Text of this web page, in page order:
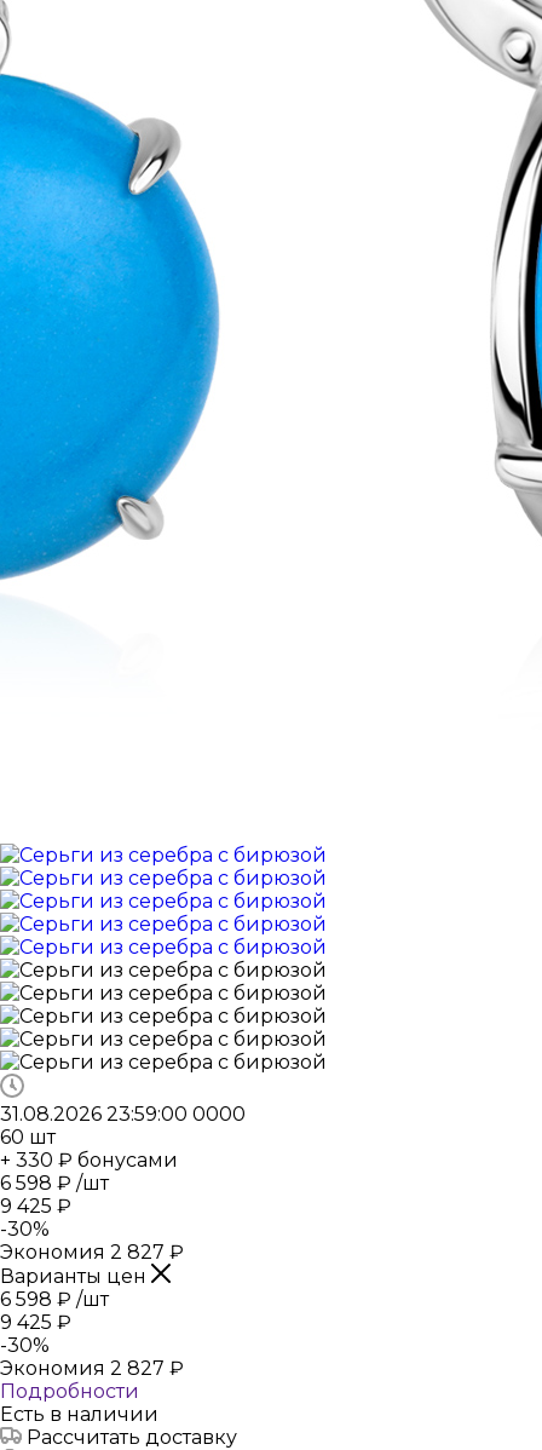
31.08.2026 23:59:00 0000
60 шт
+ 330 ₽ бонусами
6 598 ₽ /шт
9 425 ₽
-30%
Экономия 2 827 ₽
Варианты цен
6 598 ₽ /шт
9 425 ₽
-30%
Экономия 2 827 ₽
Подробности
Есть в наличии
Рассчитать доставку